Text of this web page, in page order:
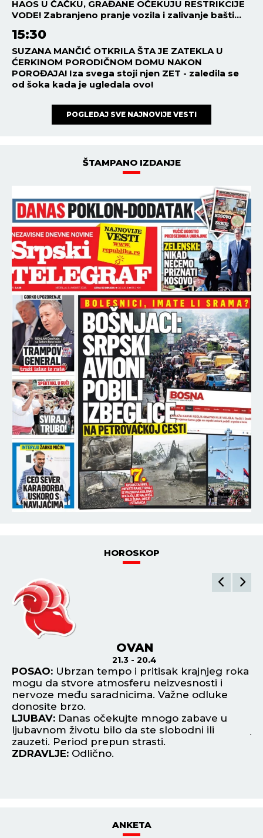
HAOS U ČAČKU, GRAĐANE OČEKUJU RESTRIKCIJE
VODE! Zabranjeno pranje vozila i zalivanje bašti...
15:30
SUZANA MANČIĆ OTKRILA ŠTA JE ZATEKLA U
ĆERKINOM PORODIČNOM DOMU NAKON
POROĐAJA! Iza svega stoji njen ZET - zaledila se
od šoka kada je ugledala ovo!
POGLEDAJ SVE NAJNOVIJE VESTI
ŠTAMPANO IZDANJE
HOROSKOP
OVAN
21.3 - 20.4
POSAO: Ubrzan tempo i pritisak krajnjeg roka
mogu da stvore atmosferu neizvesnosti i
nervoze među saradnicima. Važne odluke
donosite brzo.
LJUBAV: Danas očekujte mnogo zabave u
ljubavnom životu bilo da ste slobodni ili
zauzeti. Period prepun strasti.
ZDRAVLJE: Odlično.
ANKETA